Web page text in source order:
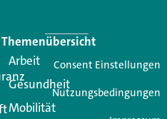
Alles, was
macht. Mit nur einem
Themenübersicht
Arbeit
Gesundheit
Mobilität
Consent Einstellungen
Nutzungsbedingungen